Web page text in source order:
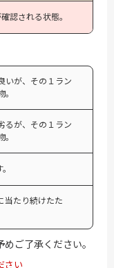
認される状態。
いが、その１ラン
るが、その１ラン
当たり続けたた
ご了承ください。
さい